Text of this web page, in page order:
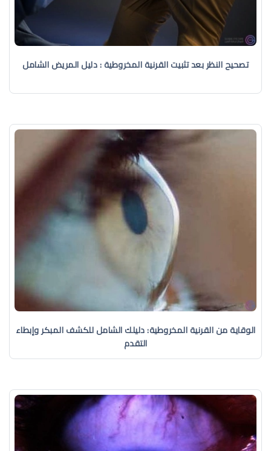
تصحيح النظر بعد تثبيت القرنية المخروطية : دليل المريض الشامل
الوقاية من القرنية المخروطية: دليلك الشامل للكشف المبكر وإبطاء
التقدم